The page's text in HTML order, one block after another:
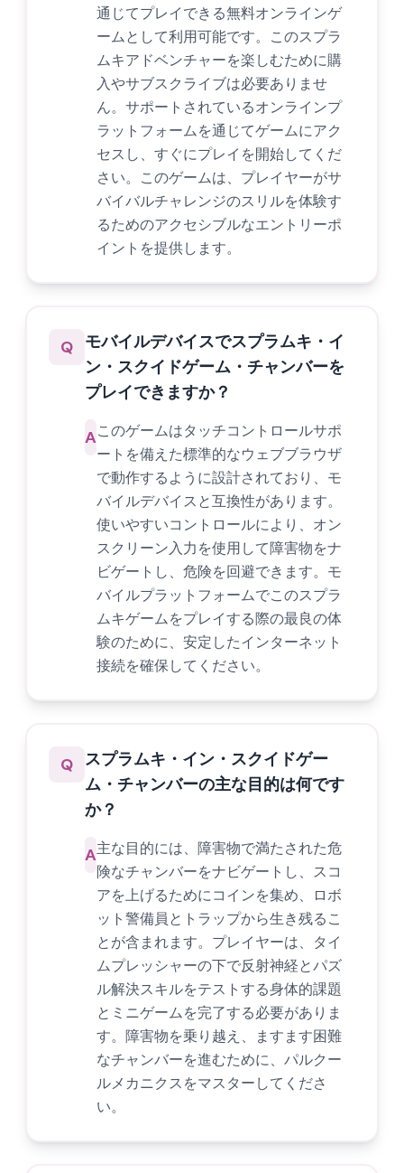
通じてプレイできる無料オンラインゲ
ームとして利用可能です。このスプラ
ムキアドベンチャーを楽しむために購
入やサブスクライブは必要ありませ
ん。サポートされているオンラインプ
ラットフォームを通じてゲームにアク
セスし、すぐにプレイを開始してくだ
さい。このゲームは、プレイヤーがサ
バイバルチャレンジのスリルを体験す
るためのアクセシブルなエントリーポ
イントを提供します。
Q モバイルデバイスでスプラムキ・イ
ン・スクイドゲーム・チャンバーを
プレイできますか？
Aこのゲームはタッチコントロールサポ
ートを備えた標準的なウェブブラウザ
で動作するように設計されており、モ
バイルデバイスと互換性があります。
使いやすいコントロールにより、オン
スクリーン入力を使用して障害物をナ
ビゲートし、危険を回避できます。モ
バイルプラットフォームでこのスプラ
ムキゲームをプレイする際の最良の体
験のために、安定したインターネット
接続を確保してください。
Q スプラムキ・イン・スクイドゲー
ム・チャンバーの主な目的は何です
か？
A主な目的には、障害物で満たされた危
険なチャンバーをナビゲートし、スコ
アを上げるためにコインを集め、ロボ
ット警備員とトラップから生き残るこ
とが含まれます。プレイヤーは、タイ
ムプレッシャーの下で反射神経とパズ
ル解決スキルをテストする身体的課題
とミニゲームを完了する必要がありま
す。障害物を乗り越え、ますます困難
なチャンバーを進むために、パルクー
ルメカニクスをマスターしてくださ
い。